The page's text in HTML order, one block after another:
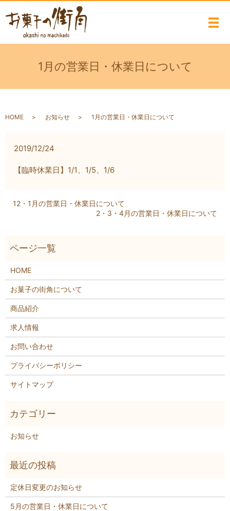
メ
1月の営業日・休業日について
HOME お知らせ 1月の営業日・休業日について
2019/12/24
【臨時休業日】1/1、1/5、1/6
12・1月の営業日・休業日について
2・3・4月の営業日・休業日について
HOME
お菓子の街角について
商品紹介
求人情報
お問い合わせ
プライバシーポリシー
サイトマップ
お知らせ
定休日変更のお知らせ
5月の営業日・休業日について